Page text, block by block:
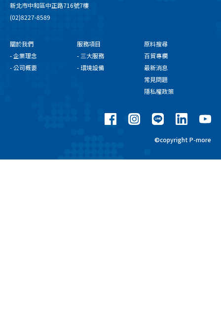
新北市中和區中正路716號7樓
(02)8227-8589
關於我們
- 企業理念
- 公司概要
服務項目
- 三大服務
- 環境設備
原料搜尋
百貿專欄
最新消息
常見問題
隱私權政策
©copyright P-more